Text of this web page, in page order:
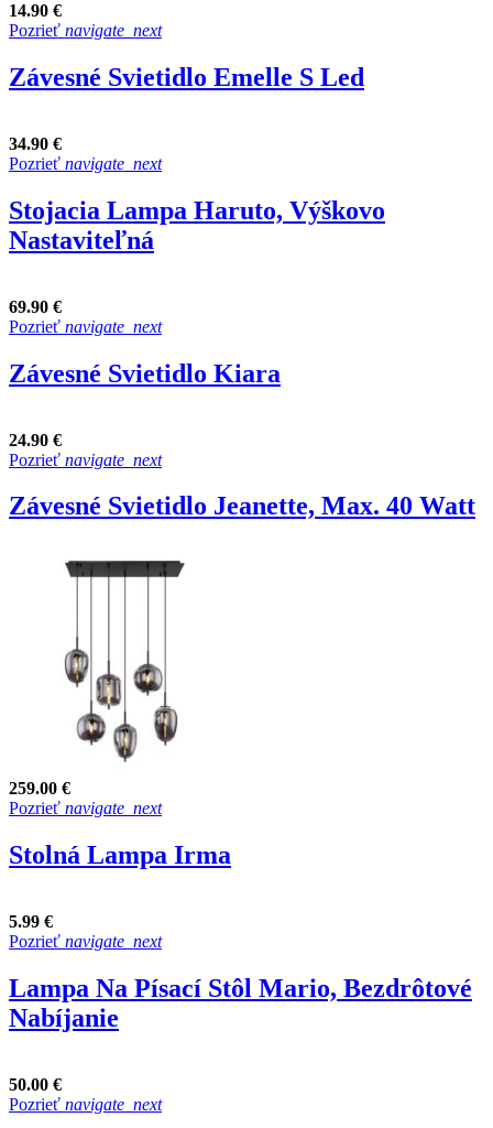
14.90 €
Pozrieť navigate_next
Závesné Svietidlo Emelle S Led
34.90 €
Pozrieť navigate_next
Stojacia Lampa Haruto, Výškovo
Nastaviteľná
69.90 €
Pozrieť navigate_next
Závesné Svietidlo Kiara
24.90 €
Pozrieť navigate_next
Závesné Svietidlo Jeanette, Max. 40 Watt
259.00 €
Pozrieť navigate_next
Stolná Lampa Irma
5.99 €
Pozrieť navigate_next
Lampa Na Písací Stôl Mario, Bezdrôtové
Nabíjanie
50.00 €
Pozrieť navigate_next